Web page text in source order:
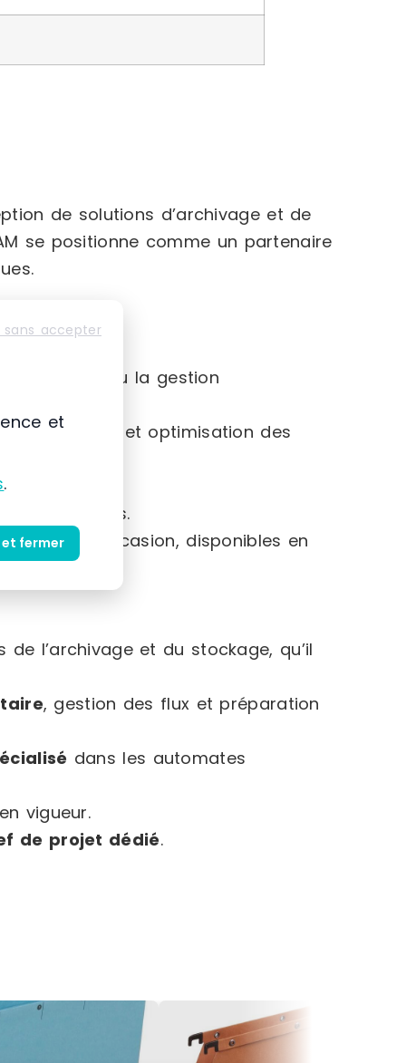
de solutions d’archivage et de
se positionne comme un partenaire
le matériel ou la gestion
pertinence et optimisation des
ces matériels.
ou d’occasion, disponibles en
l’archivage et du stockage, qu’il
, gestion des flux et préparation
dans les automates
vigueur.
de projet dédié.
sans accepter
et
.
fermer